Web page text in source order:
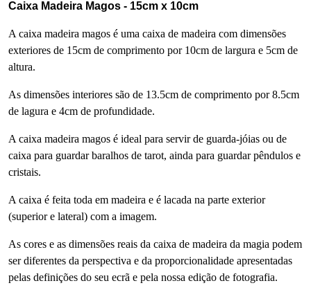
Caixa Madeira Magos - 15cm x 10cm
A caixa madeira magos é uma caixa de madeira com dimensões
exteriores de 15cm de comprimento por 10cm de largura e 5cm de
altura.
As dimensões interiores são de 13.5cm de comprimento por 8.5cm
de lagura e 4cm de profundidade.
A caixa madeira magos é ideal para servir de guarda-jóias ou de
caixa para guardar baralhos de tarot, ainda para guardar pêndulos e
cristais.
A caixa é feita toda em madeira e é lacada na parte exterior
(superior e lateral) com a imagem.
As cores e as dimensões reais da caixa de madeira da magia podem
ser diferentes da perspectiva e da proporcionalidade apresentadas
pelas definições do seu ecrã e pela nossa edição de fotografia.